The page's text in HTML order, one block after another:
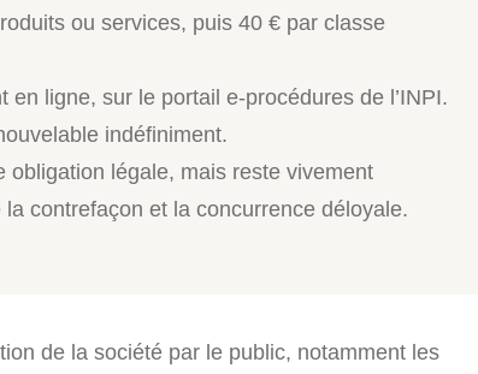
ou services, puis 40 € par classe
en ligne, sur le portail e-procédures de l’INPI.
indéfiniment.
obligation légale, mais reste vivement
contrefaçon et la concurrence déloyale.
de la société par le public, notamment les